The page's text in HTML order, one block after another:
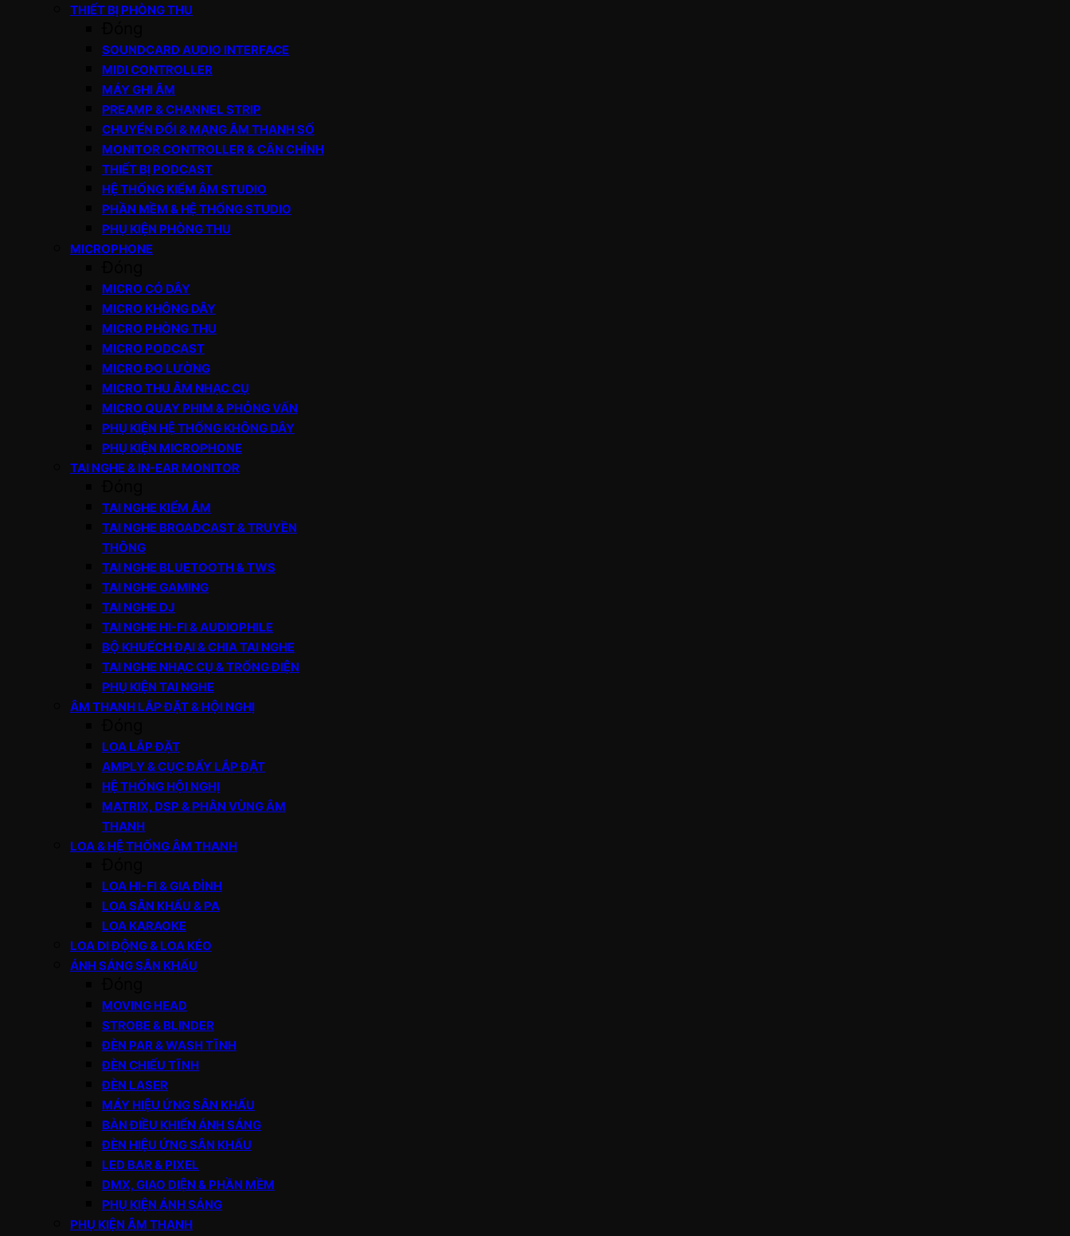
THIẾT BỊ PHÒNG THU
SOUNDCARD AUDIO INTERFACE
MIDI CONTROLLER
MÁY GHI ÂM
PREAMP & CHANNEL STRIP
CHUYỂN ĐỔI & MẠNG ÂM THANH SỐ
MONITOR CONTROLLER & CÂN CHỈNH
THIẾT BỊ PODCAST
HỆ THỐNG KIỂM ÂM STUDIO
PHẦN MỀM & HỆ THỐNG STUDIO
PHỤ KIỆN PHÒNG THU
MICROPHONE
MICRO CÓ DÂY
MICRO KHÔNG DÂY
MICRO PHÒNG THU
MICRO PODCAST
MICRO ĐO LƯỜNG
MICRO THU ÂM NHẠC CỤ
MICRO QUAY PHIM & PHỎNG VẤN
PHỤ KIỆN HỆ THỐNG KHÔNG DÂY
PHỤ KIỆN MICROPHONE
TAI NGHE & IN-EAR MONITOR
TAI NGHE KIỂM ÂM
TAI NGHE BROADCAST & TRUYỀN
THÔNG
TAI NGHE BLUETOOTH & TWS
TAI NGHE GAMING
TAI NGHE DJ
TAI NGHE HI-FI & AUDIOPHILE
BỘ KHUẾCH ĐẠI & CHIA TAI NGHE
TAI NGHE NHẠC CỤ & TRỐNG ĐIỆN
PHỤ KIỆN TAI NGHE
ÂM THANH LẮP ĐẶT & HỘI NGHỊ
LOA LẮP ĐẶT
AMPLY & CỤC ĐẨY LẮP ĐẶT
HỆ THỐNG HỘI NGHỊ
MATRIX, DSP & PHÂN VÙNG ÂM
THANH
LOA & HỆ THỐNG ÂM THANH
LOA HI-FI & GIA ĐÌNH
LOA SÂN KHẤU & PA
LOA KARAOKE
LOA DI ĐỘNG & LOA KÉO
ÁNH SÁNG SÂN KHẤU
MOVING HEAD
STROBE & BLINDER
ĐÈN PAR & WASH TĨNH
ĐÈN CHIẾU TĨNH
ĐÈN LASER
MÁY HIỆU ỨNG SÂN KHẤU
BÀN ĐIỀU KHIỂN ÁNH SÁNG
ĐÈN HIỆU ỨNG SÂN KHẤU
LED BAR & PIXEL
DMX, GIAO DIỆN & PHẦN MỀM
PHỤ KIỆN ÁNH SÁNG
PHỤ KIỆN ÂM THANH